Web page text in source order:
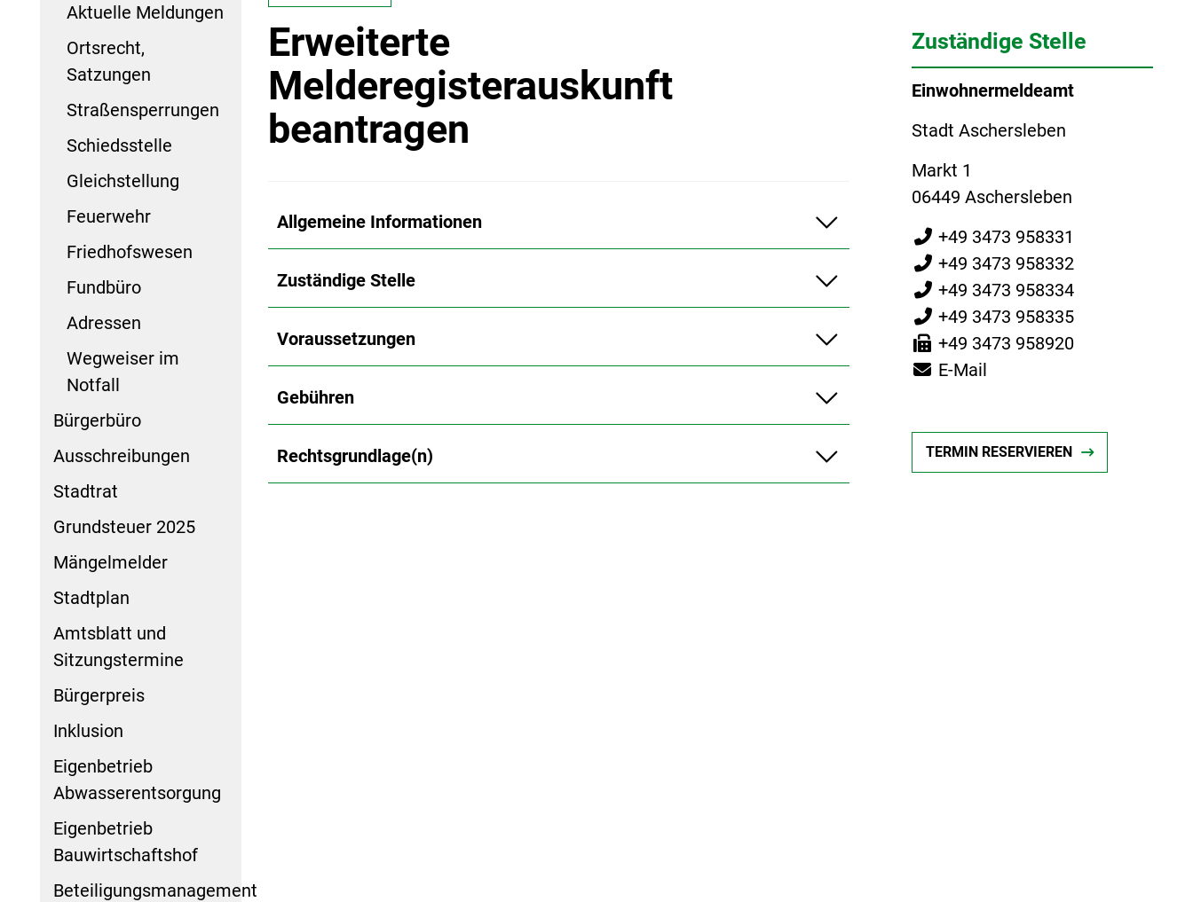
Aktuelle Meldungen
Ortsrecht,
Satzungen
Straßensperrungen
Schiedsstelle
Gleichstellung
Feuerwehr
Friedhofswesen
Fundbüro
Adressen
Wegweiser im
Notfall
Bürgerbüro
Ausschreibungen
Stadtrat
Grundsteuer 2025
Mängelmelder
Stadtplan
Amtsblatt und
Sitzungstermine
Bürgerpreis
Inklusion
Eigenbetrieb
Abwasserentsorgung
Eigenbetrieb
Bauwirtschaftshof
Beteiligungsmanagement
Erweiterte
Melderegisterauskunft
beantragen
Allgemeine Informationen
Zuständige Stelle
Voraussetzungen
Gebühren
Rechtsgrundlage(n)
Zuständige Stelle
Einwohnermeldeamt
Stadt Aschersleben
Markt 1
06449 Aschersleben
+49 3473 958331
+49 3473 958332
+49 3473 958334
+49 3473 958335
+49 3473 958920
E-Mail
TERMIN RESERVIEREN